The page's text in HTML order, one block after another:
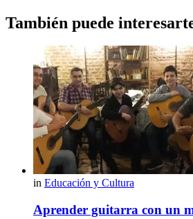
También puede
in Educación y Cultura
Aprender guitarra con un